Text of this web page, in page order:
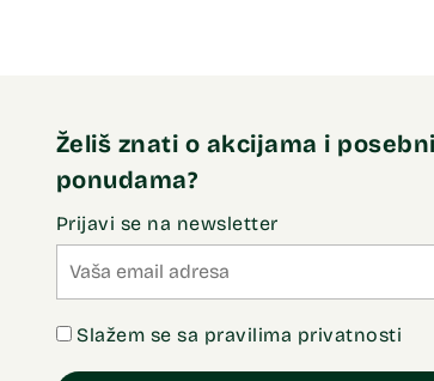
Želiš znati o akcijama i
ponudama?
Prijavi se na newsletter
Slažem se sa pravilima privatnosti